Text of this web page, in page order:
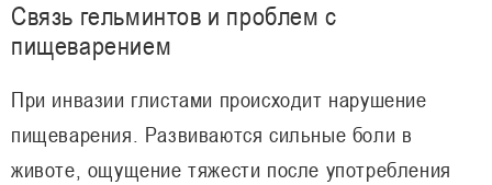
Связь гельминтов и проблем с
пищеварением
При инвазии глистами происходит нарушение
пищеварения. Развиваются сильные боли в
животе, ощущение тяжести после употребления